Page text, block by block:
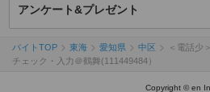
アンケート&プレゼント
バイトTOP 東海 愛知県 中区
＜電話少
チェック・入力＠鶴舞(111449484）
Copyright © en